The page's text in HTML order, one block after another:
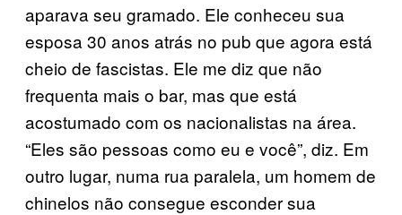
aparava seu gramado. Ele conheceu sua
esposa 30 anos atrás no pub que agora está
cheio de fascistas. Ele me diz que não
frequenta mais o bar, mas que está
acostumado com os nacionalistas na área.
“Eles são pessoas como eu e você”, diz. Em
outro lugar, numa rua paralela, um homem de
chinelos não consegue esconder sua